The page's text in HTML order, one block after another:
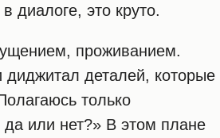
диалоге, это круто.
проживанием.
диджитал деталей, которые
только
или нет?» В этом плане